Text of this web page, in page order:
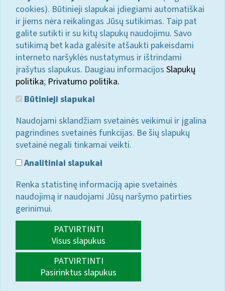
cookies). Būtinieji slapukai įdiegiami automatiškai
ir jiems nėra reikalingas Jūsų sutikimas. Taip pat
galite sutikti ir su kitų slapukų naudojimu. Savo
sutikimą bet kada galėsite atšaukti pakeisdami
interneto naršyklės nustatymus ir ištrindami
įrašytus slapukus. Daugiau informacijos Slapukų
politika; Privatumo politika.
Būtinieji slapukai
Naudojami sklandžiam svetainės veikimui ir įgalina
pagrindines svetainės funkcijas. Be šių slapukų
svetainė negali tinkamai veikti.
Analitiniai slapukai
Renka statistinę informaciją apie svetainės
naudojimą ir naudojami Jūsų naršymo patirties
gerinimui.
PATVIRTINTI
Visus slapukus
PATVIRTINTI
Pasirinktus slapukus